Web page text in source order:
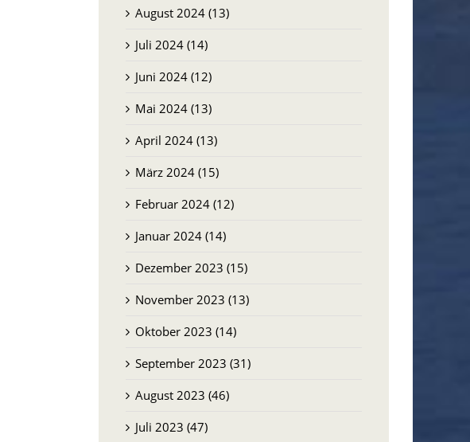
August 2024 (13)
Juli 2024 (14)
Juni 2024 (12)
Mai 2024 (13)
April 2024 (13)
März 2024 (15)
Februar 2024 (12)
Januar 2024 (14)
Dezember 2023 (15)
November 2023 (13)
Oktober 2023 (14)
September 2023 (31)
August 2023 (46)
Juli 2023 (47)